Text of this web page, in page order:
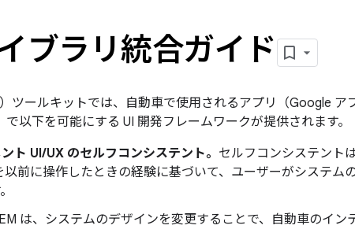
ブラリ統合ガイド
ツールキットでは、自動車で使用されるアプリ（Google ア
以下を可能にする UI 開発フレームワークが提供されます。
ト UI/UX のセルフコンシステント。 セルフコンシステント
以前に操作したときの経験に基づいて、ユーザーがシステム
は、システムのデザインを変更することで、自動車のイン